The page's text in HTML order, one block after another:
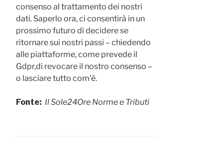
consenso al trattamento dei nostri
dati. Saperlo ora, ci consentirà in un
prossimo futuro di decidere se
ritornare sui nostri passi – chiedendo
alle piattaforme, come prevede il
Gdpr,di revocare il nostro consenso –
o lasciare tutto com’è.
Fonte: Il Sole24Ore Norme e Tributi